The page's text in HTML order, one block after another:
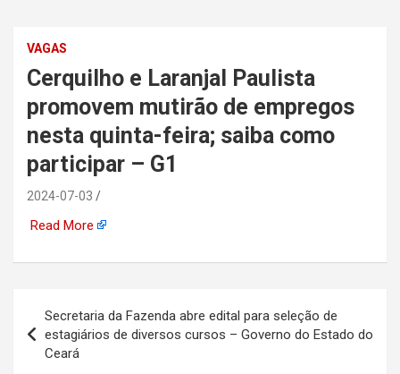
tecnologia, indústria
automotiva, mineração,
indústria naval, etc
VAGAS
Cerquilho e Laranjal Paulista
promovem mutirão de empregos
nesta quinta-feira; saiba como
participar – G1
2024-07-03
Read More
de
Post
Secretaria da Fazenda abre edital para seleção de
estagiários de diversos cursos – Governo do Estado do
Ceará